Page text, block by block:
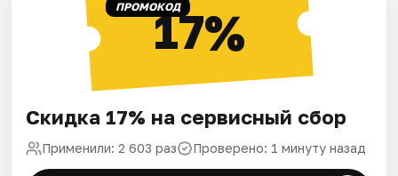
ПРОМОКОД17%
Скидка 17% на сервисный сбор
Применили: 2 603 раз Проверено: 1 минуту назад